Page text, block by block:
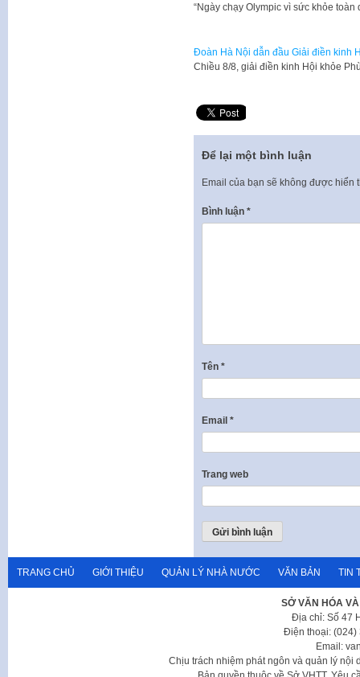
“Ngày chạy Olympic vì sức khỏe
Đoàn Hà Nội dẫn đầu Giải điền kinh
Chiều 8/8, giải điền kinh Hội khỏe
Để lại một bình luận
Email của bạn sẽ không được hiển
Bình luận *
Tên *
Email *
Trang web
TRANG CHỦ GIỚI THIỆU QUẢN LÝ NHÀ NƯỚC VĂN BẢN TIN
SỞ VĂN HÓA
Địa chỉ: Số 47
Điện thoại: (024)
Email:
Chịu trách nhiệm phát ngôn và quản lý nội